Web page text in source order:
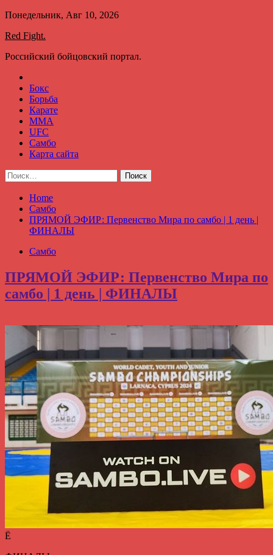
Skip
content
Понедельник, Авг 10, 2026
Red Fight.
Российский бойцовский портал.
Бокс
Борьба
Карате
ММА
UFC
Самбо
Карта сайта
Найти:
Home
Самбо
ПРЯМОЙ ЭФИР: Первенство Мира по самбо | 1 день |
ФИНАЛЫ
Самбо
ПРЯМОЙ ЭФИР: Первенство Мира по
самбо | 1 день | ФИНАЛЫ
Ё